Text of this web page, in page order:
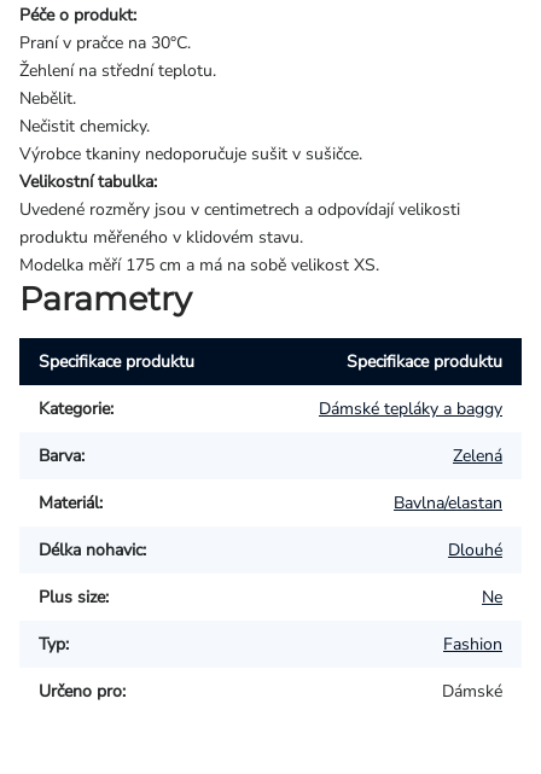
Péče o produkt:
Praní v pračce na 30°C.
Žehlení na střední teplotu.
Nebělit.
Nečistit chemicky.
Výrobce tkaniny nedoporučuje sušit v sušičce.
Velikostní tabulka:
Uvedené rozměry jsou v centimetrech a odpovídají velikosti
produktu měřeného v klidovém stavu.
Modelka měří 175 cm a má na sobě velikost XS.
Parametry
Specifikace produktu Specifikace produktu
Kategorie: Dámské tepláky a baggy
Barva: Zelená
Materiál: Bavlna/elastan
Délka nohavic: Dlouhé
Plus size: Ne
Typ: Fashion
Určeno pro: Dámské